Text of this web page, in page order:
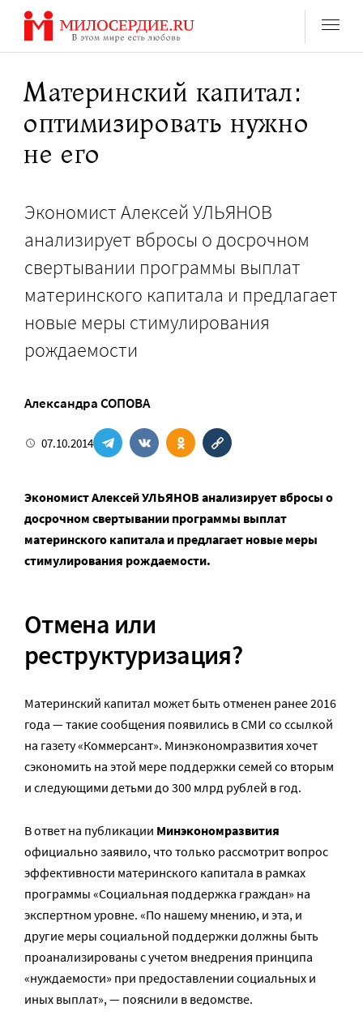
Перейти
содержанию
Материнский капитал:
оптимизировать нужно
не его
Экономист Алексей УЛЬЯНОВ
анализирует вбросы о досрочном
свертывании программы выплат
материнского капитала и предлагает
новые меры стимулирования
рождаемости
Александра СОПОВА
07.10.2014
Экономист Алексей УЛЬЯНОВ анализирует вбросы о
досрочном свертывании программы выплат
материнского капитала и предлагает новые меры
стимулирования рождаемости.
Отмена или
реструктуризация?
Материнский капитал может быть отменен ранее 2016
года — такие сообщения появились в СМИ со ссылкой
на газету «Коммерсант». Минэкономразвития хочет
сэкономить на этой мере поддержки семей со вторым
и следующими детьми до 300 млрд рублей в год.
В ответ на публикации Минэкономразвития
официально заявило, что только рассмотрит вопрос
эффективности материнского капитала в рамках
программы «Социальная поддержка граждан» на
экспертном уровне. «По нашему мнению, и эта, и
другие меры социальной поддержки должны быть
проанализированы с учетом внедрения принципа
«нуждаемости» при предоставлении социальных и
иных выплат», — пояснили в ведомстве.